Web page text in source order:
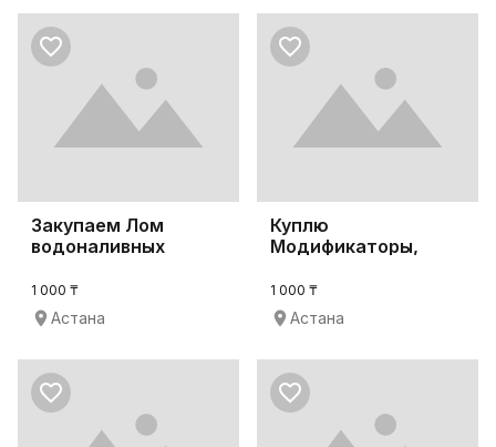
Закупаем Лом
водоналивных
(водоналивные б
1 000 ₸
Астана
Куплю
Модификаторы,
1 000 ₸
Астана